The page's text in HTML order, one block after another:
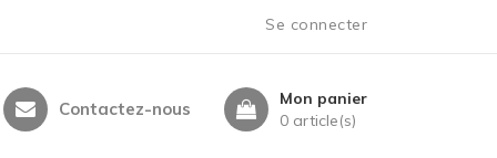
Se connecter
Mon panier
0 article(s)
Contactez-nous